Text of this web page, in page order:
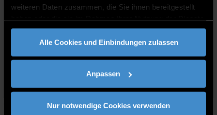
weiteren Daten zusammen, die Sie ihnen bereitgestellt
gesammelt haben.
Alle Cookies und Einbindungen zulassen
Anpassen
Nur notwendige Cookies verwenden
UNTER STROM
Weiterlesen
Sustainable production & energy technologies 11.01.2021